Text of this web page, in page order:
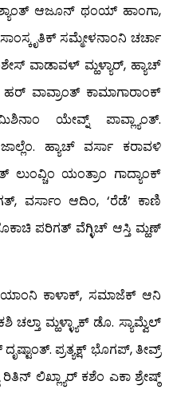
ಆಜೂನ್ ಥಂಯ್ ಹಾಂಗಾ,
ಸಮ್ಮೇಳನಾಂನಿ ಚರ್ಚಾ
ವಾಡಾವಳ್ ಮ್ಹಳ್ಯಾರ್, ಹ್ಯಾಚ್
ಹರ್ ವಾವ್ರಾಂತ್ ಕಾಮಾಗಾರಾಂಕ್
ಯೇವ್ನ್ ಪಾವ್ಲ್ಯಾಂತ್.
ಹ್ಯಾಚ್ ವರ್ಸಾ ಕರಾವಳಿ
ಲುಂವ್ಚಿಂ ಯಂತ್ರಾಂ ಗಾದ್ಯಾಂಕ್
ವರ್ಸಾಂ ಆದಿಂ, ‘ರೆಡೆ’ ಕಾಣಿ
ಪರಿಗತ್ ವೆಗ್ಳಿಚ್ ಆಸ್ತಿ ಮ್ಹಣ್
ಕಾಳಾಕ್, ಸಮಾಜೆಕ್ ಆನಿ
ಚಲ್ತಾ ಮ್ಹಳ್ಳ್ಯಾಕ್ ಡೊ. ಸ್ಯಾಮ್ವೆಲ್
ಪ್ರತ್ಯಕ್ಷ್ ಭೊಗಪ್, ತೀವ್ರ್
ಲಿಖ್ಲ್ಯಾರ್ ಕಶೆಂ ಎಕಾ ಶ್ರೇಷ್ಠ್